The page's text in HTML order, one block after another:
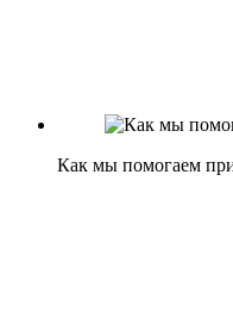
Как мы помогаем